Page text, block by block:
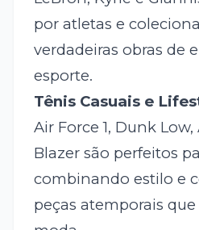
por atletas e
verdadeiras obras de
esporte.
Tênis Casuais e
Air Force 1, Dunk
Blazer são perfeitos
combinando estilo e
peças atemporais